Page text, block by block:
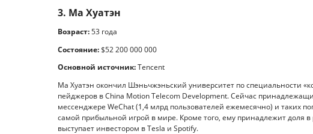
3. Ма Хуатэн
Возраст:53 года
Состояние:$52 200 000 000
Основной источник:Tencent
Ма Хуатэн окончил Шэньчжэньский университет по специальности
пейджеров в China Motion Telecom Development. Сейчас
мессенджере WeChat (1,4 млрд пользователей ежемесячно) и таких
самой прибыльной игрой в мире. Кроме того, ему принадлежит доля в
выступает инвестором в Tesla и Spotify.